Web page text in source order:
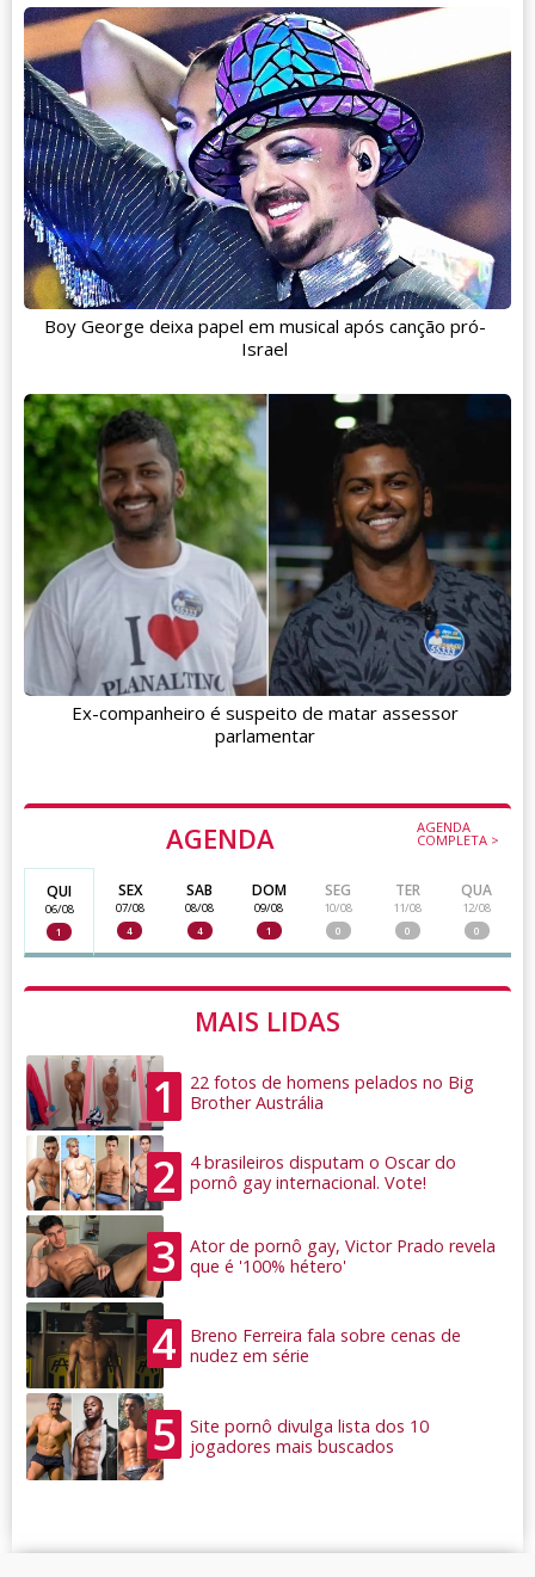
AGENDA AGENDA
COMPLETA >
QUI
06/08
1
SEX
07/08
4
SAB
08/08
4
DOM
09/08
1
SEG
10/08
0
TER
11/08
0
QUA
12/08
0
MAIS LIDAS
1
22 fotos de homens pelados no Big
Brother Austrália
2
4 brasileiros disputam o Oscar do
pornô gay internacional. Vote!
3
Ator de pornô gay, Victor Prado revela
que é '100% hétero'
4
Breno Ferreira fala sobre cenas de
nudez em série
5
Site pornô divulga lista dos 10
jogadores mais buscados
Boy George deixa papel em musical após canção pró-
Israel
Ex-companheiro é suspeito de matar assessor
parlamentar